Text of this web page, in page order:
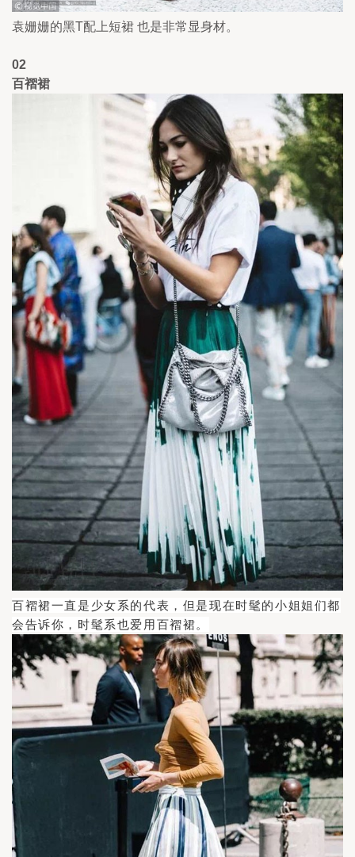
袁姗姗的黑T配上短裙 也是非常显身材。
02
百褶裙
百褶裙一直是少女系的代表，但是现在时髦的小姐姐们都
会告诉你，时髦系也爱用百褶裙。